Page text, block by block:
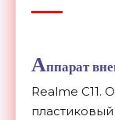
Аппарат
Realme C11.